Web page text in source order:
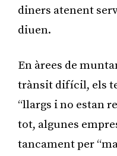
diners atenent
diuen.
En àrees de
trànsit difícil, els
“llargs i no estan
tot, algunes
tancament per